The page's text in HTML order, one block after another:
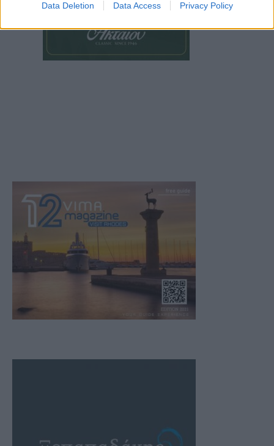
Data Deletion Data Access Privacy Policy